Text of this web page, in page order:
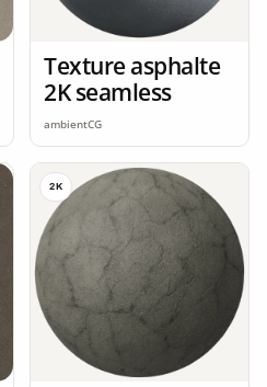
Texture asphalte
2K seamless
ambientCG
2K